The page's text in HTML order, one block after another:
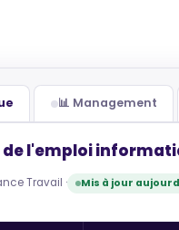
📊 Management
de l'emploi
Travail · Mis à jour